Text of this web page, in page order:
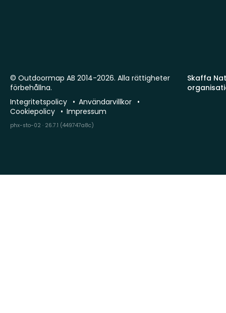
Skaffa
© Outdoormap AB 2014-2026. Alla rättigheter
förbehållna.
Integritetspolicy
Användarvillkor
Cookiepolicy
Impressum
phx-sto-02 · 26.7.1 (449747a8c)